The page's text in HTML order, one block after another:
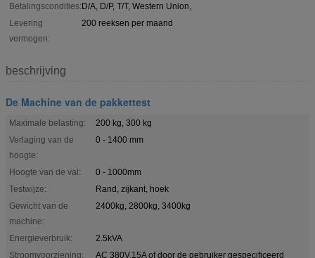
Betalingscondities:D/A, D/P, T/T, Western Union,
Levering
vermogen:
200 reeksen per maand
beschrijving
De Machine van de pakkettest
Maximale belasting:
200 kg, 300 kg
Verlaging van de
hoogte:
0 - 1400 mm
Hoogte van de val:
0 - 1000mm
Testwijze:
Rand, zijkant, hoek
Gewicht van de
machine:
2400kg, 2800kg, 3400kg
Energieverbruik:
2.5kVA
Stroomvoorziening:
AC 380V,15A of door de gebruiker gespecificeerd